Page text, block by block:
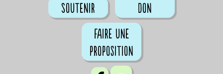
Soutenir
don
Faire une
proposition